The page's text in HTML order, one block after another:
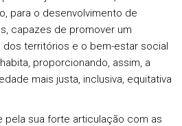
para o desenvolvimento de
capazes de promover um
territórios e o bem-estar social
proporcionando, assim, a
mais justa, inclusiva, equitativa
pela sua forte articulação com as